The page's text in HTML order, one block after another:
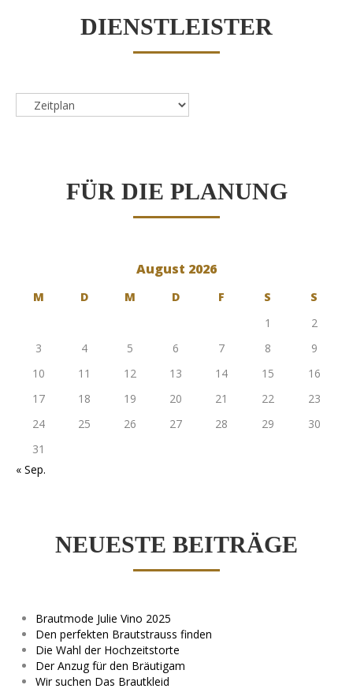
DIENSTLEISTER
Dienstleister
FÜR DIE PLANUNG
August 2026
M D M D F S
S
1
2
3
4 5 6 7 8
9
10
11 12 13 14 15
16
17
18 19 20 21 22
23
24
25 26 27 28 29
30
31
« Sep.
NEUESTE BEITRÄGE
Brautmode Julie Vino 2025
Den perfekten Brautstrauss finden
Die Wahl der Hochzeitstorte
Der Anzug für den Bräutigam
Wir suchen Das Brautkleid